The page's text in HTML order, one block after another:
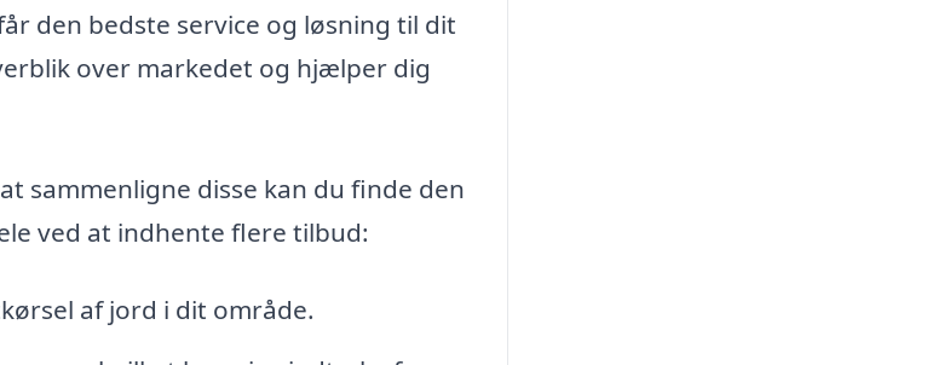
den bedste service og løsning til dit
over markedet og hjælper dig
sammenligne disse kan du finde den
ved at indhente flere tilbud:
af jord i dit område.